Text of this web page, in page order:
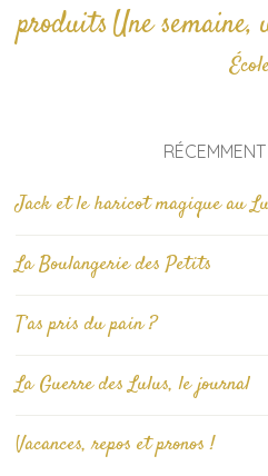
produitsUne semaine,
Jack et le haricot magique au
La Boulangerie des Petits
T’as pris du pain ?
La Guerre des Lulus, le journal
Vacances, repos et pronos !